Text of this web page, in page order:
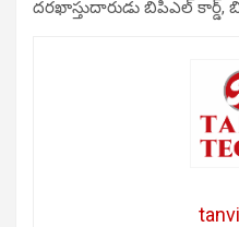
దరఖాస్తుదారుడు బిపిఎల్ కార్డ్,